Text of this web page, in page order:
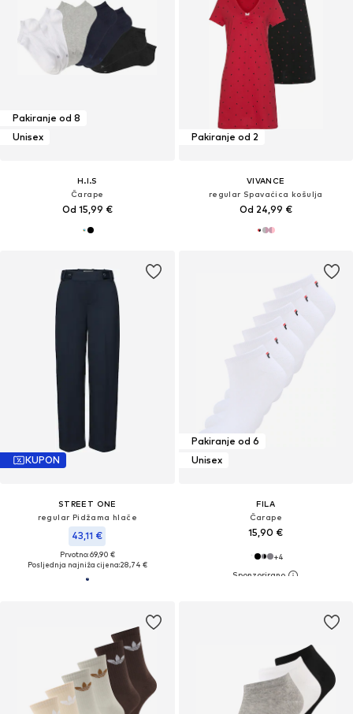
Pakiranje od 8
Unisex
H.I.S
Čarape
Od 15,99 €
Pakiranje od 2
VIVANCE
regular Spavaćica košulja
Od 24,99 €
KUPON
STREET ONE
regular Pidžama hlače
43,11 €
Prvotno: 69,90 €
Posljednja najniža cijena:28,74 €
Pakiranje od 6
Unisex
FILA
Čarape
15,90 €
+4